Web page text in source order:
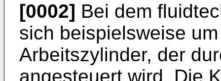
[0002] Bei dem
sich beispielsweise
Arbeitszylinder, der
angesteuert wird. Die